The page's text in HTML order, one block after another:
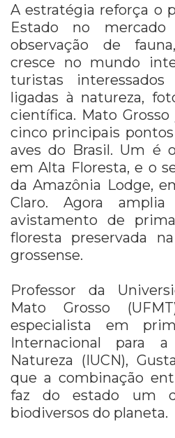
A estratégia reforça o
Estado no mercado
observação de
cresce no mundo
turistas
ligadas à natureza,
científica. Mato
cinco principais
aves do Brasil. Um é
em Alta Floresta, e o
da Amazônia Lodge,
Claro. Agora
avistamento de
floresta preservada
grossense.
Professor da
Mato Grosso
especialista em
Internacional para a
Natureza (IUCN),
que a combinação
faz do estado um
biodiversos do planeta.